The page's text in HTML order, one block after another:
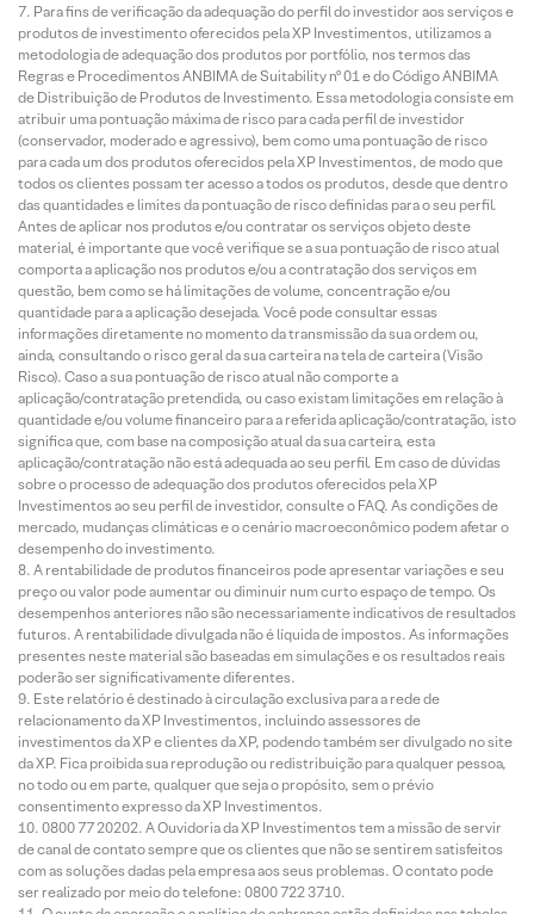
Para fins de verificação da adequação do perfil do investidor aos serviços e
produtos de investimento oferecidos pela XP Investimentos, utilizamos a
metodologia de adequação dos produtos por portfólio, nos termos das
Regras e Procedimentos ANBIMA de Suitability nº 01 e do Código ANBIMA
de Distribuição de Produtos de Investimento. Essa metodologia consiste em
atribuir uma pontuação máxima de risco para cada perfil de investidor
(conservador, moderado e agressivo), bem como uma pontuação de risco
para cada um dos produtos oferecidos pela XP Investimentos, de modo que
todos os clientes possam ter acesso a todos os produtos, desde que dentro
das quantidades e limites da pontuação de risco definidas para o seu perfil.
Antes de aplicar nos produtos e/ou contratar os serviços objeto deste
material, é importante que você verifique se a sua pontuação de risco atual
comporta a aplicação nos produtos e/ou a contratação dos serviços em
questão, bem como se há limitações de volume, concentração e/ou
quantidade para a aplicação desejada. Você pode consultar essas
informações diretamente no momento da transmissão da sua ordem ou,
ainda, consultando o risco geral da sua carteira na tela de carteira (Visão
Risco). Caso a sua pontuação de risco atual não comporte a
aplicação/contratação pretendida, ou caso existam limitações em relação à
quantidade e/ou volume financeiro para a referida aplicação/contratação, isto
significa que, com base na composição atual da sua carteira, esta
aplicação/contratação não está adequada ao seu perfil. Em caso de dúvidas
sobre o processo de adequação dos produtos oferecidos pela XP
Investimentos ao seu perfil de investidor, consulte o FAQ. As condições de
mercado, mudanças climáticas e o cenário macroeconômico podem afetar o
desempenho do investimento.
A rentabilidade de produtos financeiros pode apresentar variações e seu
preço ou valor pode aumentar ou diminuir num curto espaço de tempo. Os
desempenhos anteriores não são necessariamente indicativos de resultados
futuros. A rentabilidade divulgada não é líquida de impostos. As informações
presentes neste material são baseadas em simulações e os resultados reais
poderão ser significativamente diferentes.
Este relatório é destinado à circulação exclusiva para a rede de
relacionamento da XP Investimentos, incluindo assessores de
investimentos da XP e clientes da XP, podendo também ser divulgado no site
da XP. Fica proibida sua reprodução ou redistribuição para qualquer pessoa,
no todo ou em parte, qualquer que seja o propósito, sem o prévio
consentimento expresso da XP Investimentos.
0800 77 20202. A Ouvidoria da XP Investimentos tem a missão de servir
de canal de contato sempre que os clientes que não se sentirem satisfeitos
com as soluções dadas pela empresa aos seus problemas. O contato pode
ser realizado por meio do telefone: 0800 722 3710.